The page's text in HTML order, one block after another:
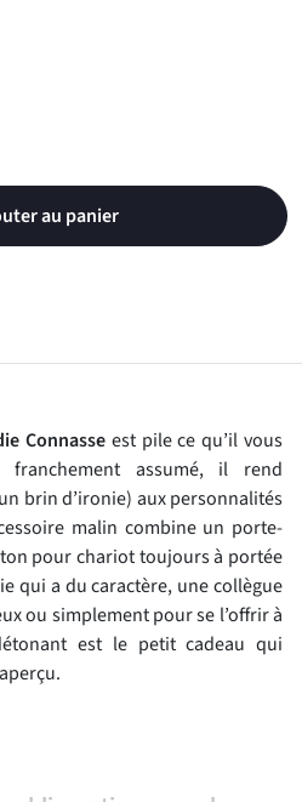
au panier
Connasse est pile ce qu’il vous
assumé, il rend
brin d’ironie) aux personnalités
malin combine un porte-
pour chariot toujours à portée
qui a du caractère, une collègue
ou simplement pour se l’offrir à
est le petit cadeau qui